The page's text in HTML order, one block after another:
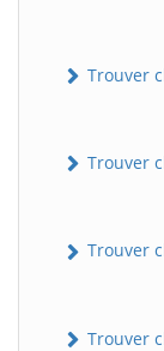
Trouver
Trouver
Trouver
Trouver